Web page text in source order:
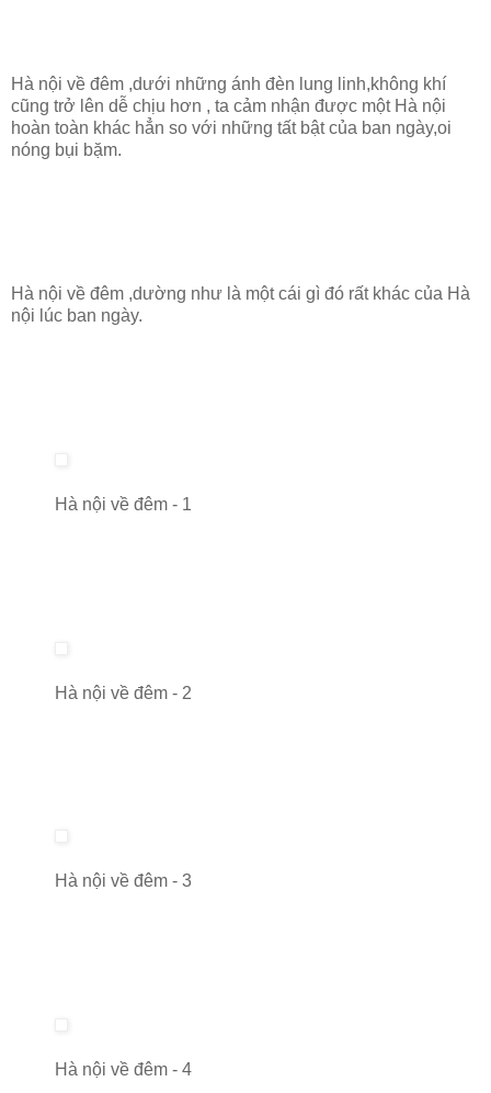
Hà nội về đêm ,dưới những ánh đèn lung linh,không khí
cũng trở lên dễ chịu hơn , ta cảm nhận được một Hà nội
hoàn toàn khác hẳn so với những tất bật của ban ngày,oi
nóng bụi bặm.
Hà nội về đêm ,dường như là một cái gì đó rất khác của Hà
nội lúc ban ngày.
Hà nội về đêm - 1
Hà nội về đêm - 2
Hà nội về đêm - 3
Hà nội về đêm - 4